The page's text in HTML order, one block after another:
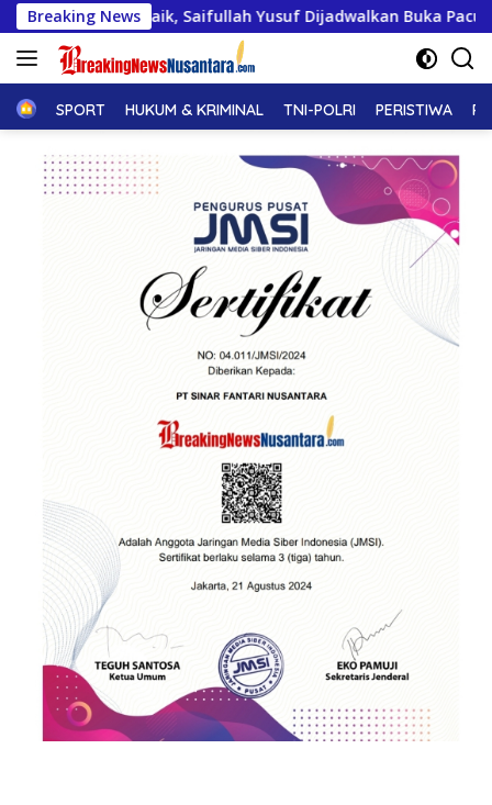
Langsung
ke
konten
Breaking News
Baik, Saifullah Yusuf Dijadwalkan Buka Pacu Jalur 2026
HomeSPORT HUKUM & KRIMINAL TNI-POLRI PERISTIWA